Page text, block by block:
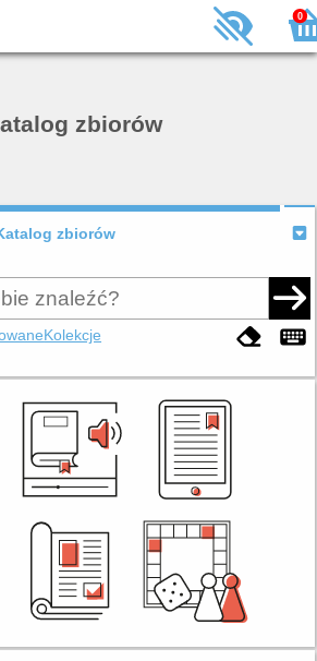
0
zbiorów
zbiorów
Kolekcje